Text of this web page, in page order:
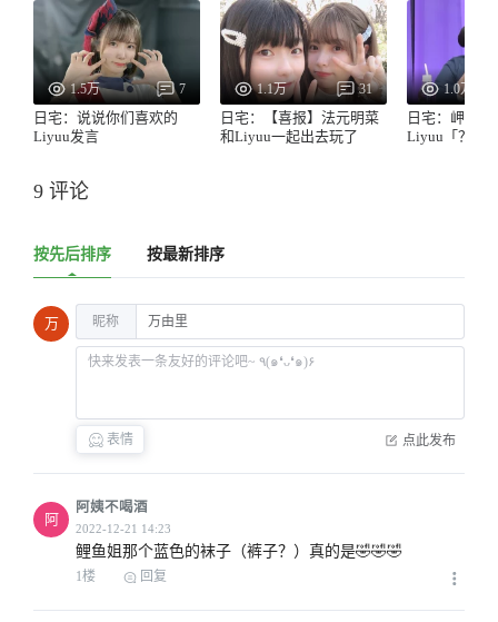
1.5万 7
日宅：说说你们喜欢的
Liyuu发言
1.1万 31
日宅：【喜报】法元明菜
和Liyuu一起出去玩了
1.0万
日宅：岬奈
Liyuu「？」
9 评论
按先后排序 按最新排序
万 昵称
表情 点此发布
阿
阿姨不喝酒
鲤鱼姐那个蓝色的袜子（裤子？）真的是🤣🤣🤣
1楼 回复